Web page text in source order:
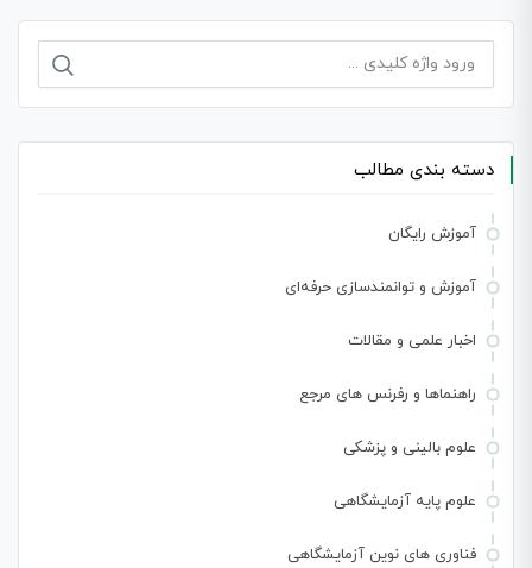
جستجو
برای:
دسته بندی مطالب
آموزش رایگان
آموزش و توانمندسازی حرفه‌ای
اخبار علمی و مقالات
راهنماها و رفرنس های مرجع
علوم بالینی و پزشکی
علوم پایه آزمایشگاهی
فناوری های نوین آزمایشگاهی